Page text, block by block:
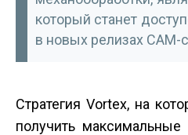
который станет
в новых релизах CAM-
Стратегия Vortex, на
получить максимальные